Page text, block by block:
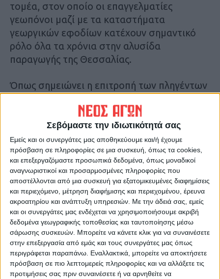
Σεβόμαστε την ιδιωτικότητά σας
Εμείς και οι συνεργάτες μας αποθηκεύουμε και/ή έχουμε
πρόσβαση σε πληροφορίες σε μια συσκευή, όπως τα cookies,
και επεξεργαζόμαστε προσωπικά δεδομένα, όπως μοναδικοί
αναγνωριστικοί και προσαρμοσμένες πληροφορίες που
αποστέλλονται από μια συσκευή για εξατομικευμένες διαφημίσεις
και περιεχόμενο, μέτρηση διαφήμισης και περιεχομένου, έρευνα
ακροατηρίου και ανάπτυξη υπηρεσιών. Με την άδειά σας, εμείς
και οι συνεργάτες μας ενδέχεται να χρησιμοποιήσουμε ακριβή
δεδομένα γεωγραφικής τοποθεσίας και ταυτοποίησης μέσω
σάρωσης συσκευών. Μπορείτε να κάνετε κλικ για να συναινέσετε
στην επεξεργασία από εμάς και τους συνεργάτες μας όπως
περιγράφεται παραπάνω. Εναλλακτικά, μπορείτε να αποκτήσετε
πρόσβαση σε πιο λεπτομερείς πληροφορίες και να αλλάξετε τις
προτιμήσεις σας πριν συναινέσετε ή να αρνηθείτε να
τομέα, στον οποίο οι επαγγελματίες
γεωπόνοι μαζί με τα καταστήματα
γεωργικών εφοδίων κατέχουν σημαντικό
ρόλο όλα τα χρόνια στην αλυσίδα
παραγωγής της Θεσσαλίας.
Όπως σημειώνει η επιτροπή των πληγέντων
φορείς που κατευθύνουν σωστά τον
παραγωγό με τις γνώσεις που διαθέτουμε.
Επίσης είμαστε εμείς που όλα αυτά τα
χρόνια προμηθεύουμε και να διανέμουμε τα
απαραίτητα εφόδια στους συνεργάτες
παραγωγούς με πιστωτικά όρια
ξεπερνώντας πολλές φορές και τις ίδιες της
τράπεζες!».
Με την… πλάτη στον τοίχο
Οι γεωπόνοι τονίζουν ότι αυτή την περίοδο
βρίσκονται αντιμέτωποι με πολλαπλά
προβλήματα. Στο οικονομικό σκέλος, τα
περισσότερα καταστήματα αυτή την